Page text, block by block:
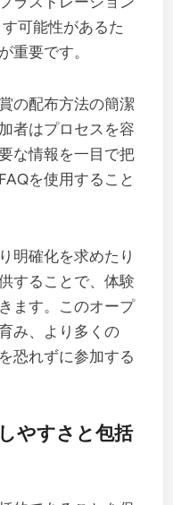
可能性があるた
重要です。
の配布方法の簡潔
者はプロセスを容
な情報を一目で把
を使用すること
明確化を求めたり
することで、体験
ます。このオープ
み、より多くの
恐れずに参加する
やすさと包括